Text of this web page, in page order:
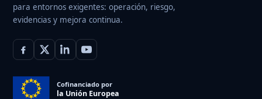
para entornos exigentes: operación, riesgo,
evidencias y mejora continua.
Cofinanciado por
la Unión Europea